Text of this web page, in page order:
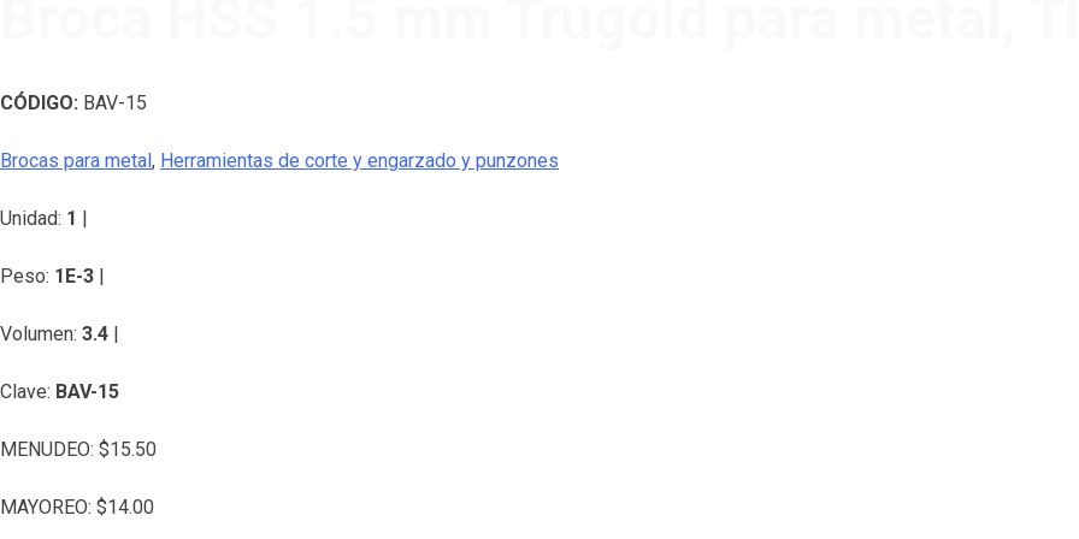
CÓDIGO: BAV-15
Brocas para metal , Herramientas de corte y engarzado y punzones
Unidad: 1
Peso: 1E-3
Volumen: 3.4
Clave: BAV-15
MENUDEO: $15.50
MAYOREO: $14.00